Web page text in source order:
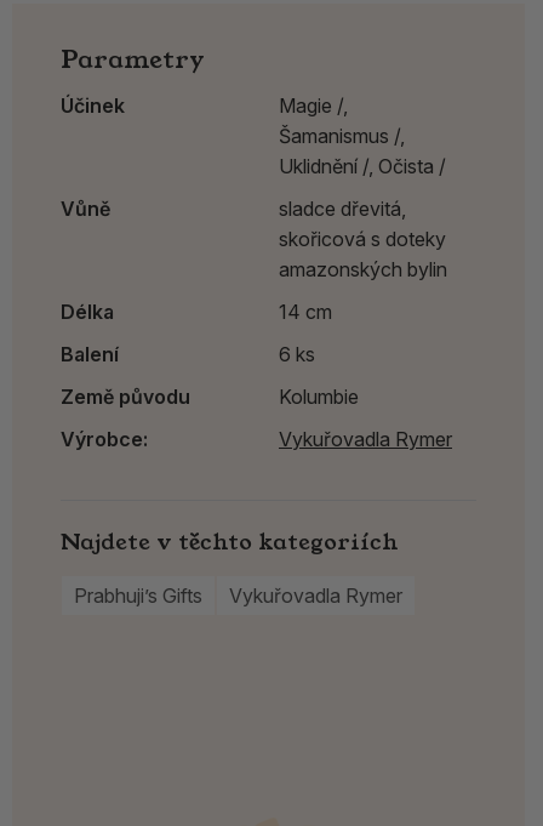
Parametry
Účinek
Magie /,
Šamanismus /,
Uklidnění /, Očista /
Vůně
sladce dřevitá,
skořicová s doteky
amazonských bylin
Délka
14 cm
Balení
6 ks
Země původu
Kolumbie
Výrobce:
Vykuřovadla Rymer
Najdete v těchto kategoriích
Prabhuji’s Gifts Vykuřovadla Rymer